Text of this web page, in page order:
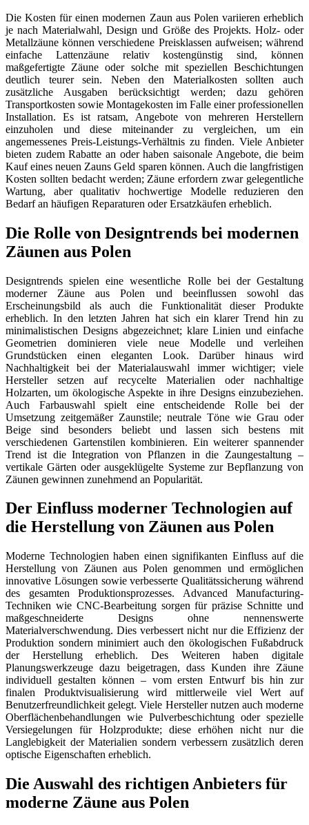
Die Kosten für einen modernen Zaun aus Polen variieren erheblich
je nach Materialwahl, Design und Größe des Projekts. Holz- oder
Metallzäune können verschiedene Preisklassen aufweisen; während
einfache Lattenzäune relativ kostengünstig sind, können
maßgefertigte Zäune oder solche mit speziellen Beschichtungen
deutlich teurer sein. Neben den Materialkosten sollten auch
zusätzliche Ausgaben berücksichtigt werden; dazu gehören
Transportkosten sowie Montagekosten im Falle einer professionellen
Installation. Es ist ratsam, Angebote von mehreren Herstellern
einzuholen und diese miteinander zu vergleichen, um ein
angemessenes Preis-Leistungs-Verhältnis zu finden. Viele Anbieter
bieten zudem Rabatte an oder haben saisonale Angebote, die beim
Kauf eines neuen Zauns Geld sparen können. Auch die langfristigen
Kosten sollten bedacht werden; Zäune erfordern zwar gelegentliche
Wartung, aber qualitativ hochwertige Modelle reduzieren den
Bedarf an häufigen Reparaturen oder Ersatzkäufen erheblich.
Die Rolle von Designtrends bei modernen
Zäunen aus Polen
Designtrends spielen eine wesentliche Rolle bei der Gestaltung
moderner Zäune aus Polen und beeinflussen sowohl das
Erscheinungsbild als auch die Funktionalität dieser Produkte
erheblich. In den letzten Jahren hat sich ein klarer Trend hin zu
minimalistischen Designs abgezeichnet; klare Linien und einfache
Geometrien dominieren viele neue Modelle und verleihen
Grundstücken einen eleganten Look. Darüber hinaus wird
Nachhaltigkeit bei der Materialauswahl immer wichtiger; viele
Hersteller setzen auf recycelte Materialien oder nachhaltige
Holzarten, um ökologische Aspekte in ihre Designs einzubeziehen.
Auch Farbauswahl spielt eine entscheidende Rolle bei der
Umsetzung zeitgemäßer Zaunstile; neutrale Töne wie Grau oder
Beige sind besonders beliebt und lassen sich bestens mit
verschiedenen Gartenstilen kombinieren. Ein weiterer spannender
Trend ist die Integration von Pflanzen in die Zaungestaltung –
vertikale Gärten oder ausgeklügelte Systeme zur Bepflanzung von
Zäunen gewinnen zunehmend an Popularität.
Der Einfluss moderner Technologien auf
die Herstellung von Zäunen aus Polen
Moderne Technologien haben einen signifikanten Einfluss auf die
Herstellung von Zäunen aus Polen genommen und ermöglichen
innovative Lösungen sowie verbesserte Qualitätssicherung während
des gesamten Produktionsprozesses. Advanced Manufacturing-
Techniken wie CNC-Bearbeitung sorgen für präzise Schnitte und
maßgeschneiderte Designs ohne nennenswerte
Materialverschwendung. Dies verbessert nicht nur die Effizienz der
Produktion sondern minimiert auch den ökologischen Fußabdruck
der Herstellung erheblich. Des Weiteren haben digitale
Planungswerkzeuge dazu beigetragen, dass Kunden ihre Zäune
individuell gestalten können – vom ersten Entwurf bis hin zur
finalen Produktvisualisierung wird mittlerweile viel Wert auf
Benutzerfreundlichkeit gelegt. Viele Hersteller nutzen auch moderne
Oberflächenbehandlungen wie Pulverbeschichtung oder spezielle
Versiegelungen für Holzprodukte; diese erhöhen nicht nur die
Langlebigkeit der Materialien sondern verbessern zusätzlich deren
optische Eigenschaften erheblich.
Die Auswahl des richtigen Anbieters für
moderne Zäune aus Polen